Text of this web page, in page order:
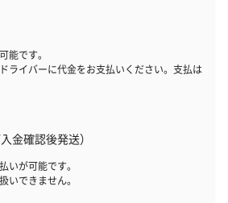
能です。
ライバーに代金をお支払いください。支払は
金確認後発送）
いが可能です。
できません。